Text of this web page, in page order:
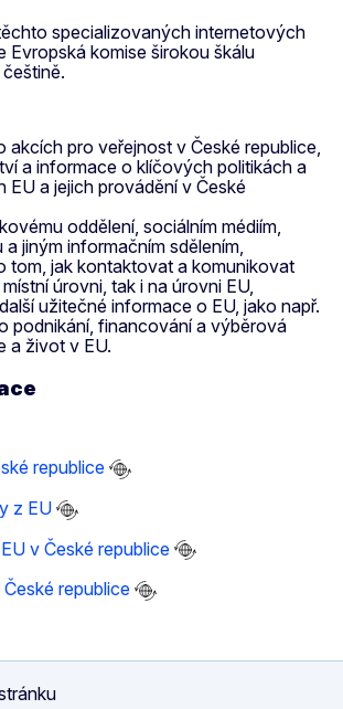
specializovaných internetových
Evropská komise širokou škálu
akcích pro veřejnost v České republice,
a informace o klíčových politikách a
EU a jejich provádění v České
oddělení, sociálním médiím,
jiným informačním sdělením,
tom, jak kontaktovat a komunikovat
úrovni, tak i na úrovni EU,
užitečné informace o EU, jako např.
podnikání, financování a výběrová
a život v EU.
republice
z EU
v České republice
republice